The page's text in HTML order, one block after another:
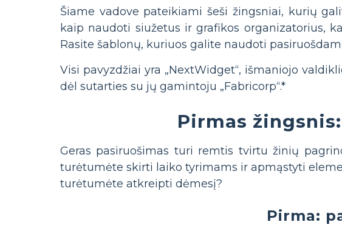
Šiame vadove pateikiami šeši žingsniai, kurių
kaip naudoti siužetus ir grafikos organizatorius,
Rasite šablonų, kuriuos galite naudoti
Visi pavyzdžiai yra „NextWidget“, išmaniojo
dėl sutarties su jų gamintoju „Fabricorp“.*
Pirmas
Geras pasiruošimas turi remtis tvirtu žinių
turėtumėte skirti laiko tyrimams ir apmąstyti
turėtumėte atkreipti dėmesį?
Pirma: